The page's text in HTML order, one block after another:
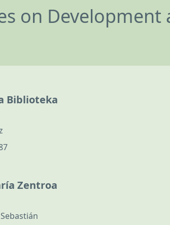
on
Biblioteka
Zentroa